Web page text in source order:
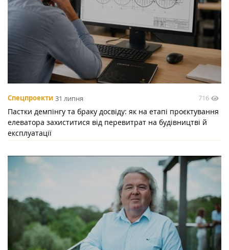
Спецпроекти 31 липня 716
Пастки демпінгу та браку досвіду: як на етапі проєктування
елеватора захиститися від перевитрат на будівництві й
експлуатації